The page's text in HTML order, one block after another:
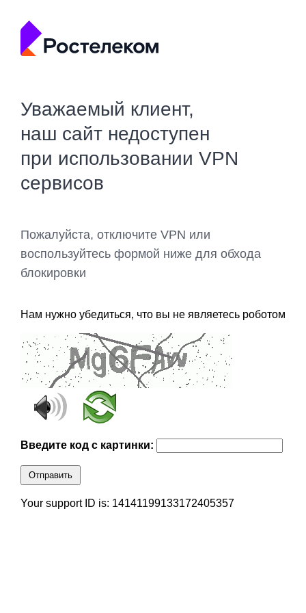
Уважаемый клиент,
наш сайт недоступен
при использовании VPN
сервисов
Пожалуйста, отключите VPN или
воспользуйтесь формой ниже для обхода
блокировки
Нам нужно убедиться, что вы не являетесь роботом
Введите код с картинки:
Отправить
Your support ID is: 14141199133172405357